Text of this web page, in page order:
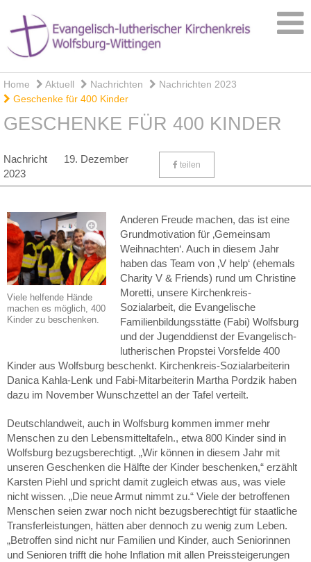
Home Aktuell Nachrichten
Nachrichten 2023
Geschenke für 400 Kinder
GESCHENKE FÜR 400 KINDER
Nachricht
19. Dezember
2023
teilen
Viele helfende Hände
machen es möglich, 400
Kinder zu beschenken.
Anderen Freude machen, das ist eine
Grundmotivation für ‚Gemeinsam
Weihnachten‘. Auch in diesem Jahr
haben das Team von ‚V help‘ (ehemals
Charity V & Friends) rund um Christine
Moretti, unsere Kirchenkreis-
Sozialarbeit, die Evangelische
Familienbildungsstätte (Fabi) Wolfsburg
und der Jugenddienst der Evangelisch-
lutherischen Propstei Vorsfelde 400
Kinder aus Wolfsburg beschenkt. Kirchenkreis-Sozialarbeiterin
Danica Kahla-Lenk und Fabi-Mitarbeiterin Martha Pordzik haben
dazu im November Wunschzettel an der Tafel verteilt.
Deutschlandweit, auch in Wolfsburg kommen immer mehr
Menschen zu den Lebensmitteltafeln., etwa 800 Kinder sind in
Wolfsburg bezugsberechtigt. „Wir können in diesem Jahr mit
unseren Geschenken die Hälfte der Kinder beschenken,“ erzählt
Karsten Piehl und spricht damit zugleich etwas aus, was viele
nicht wissen. „Die neue Armut nimmt zu.“ Viele der betroffenen
Menschen seien zwar noch nicht bezugsberechtigt für staatliche
Transferleistungen, hätten aber dennoch zu wenig zum Leben.
„Betroffen sind nicht nur Familien und Kinder, auch Seniorinnen
und Senioren trifft die hohe Inflation mit allen Preissteigerungen